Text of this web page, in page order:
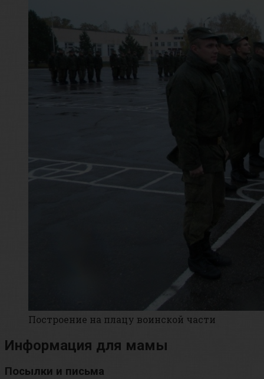
Построение на плацу воинской части
Информация для мамы
Посылки и письма